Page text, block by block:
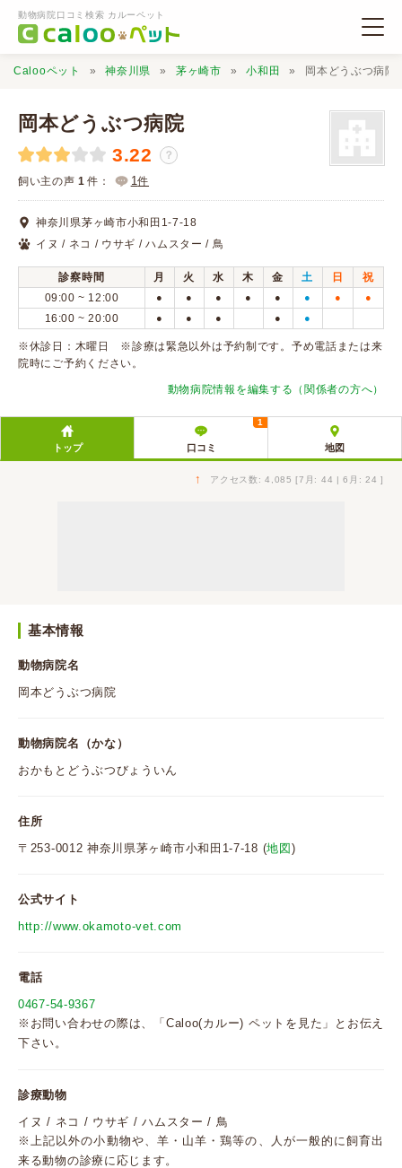
動物病院口コミ検索 カルーペット
動物病院検索
口コミ検索
Calooペットとは？
口コミ投稿
Calooペット 神奈川県 茅ヶ崎市 小和田 岡本どうぶつ病院
岡本どうぶつ病院
3.22 ？
飼い主の声 1 件： 1件
神奈川県茅ヶ崎市小和田1-7-18
イヌ / ネコ / ウサギ / ハムスター / 鳥
診察時間 月 火 水 木 金 土 日
祝
09:00 ~ 12:00
● ● ● ● ● ● ● ●
16:00 ~ 20:00 ● ● ● ● ●
※休診日：木曜日 ※診療は緊急以外は予約制です。予め電話または来
院時にご予約ください。
動物病院情報を編集する（関係者の方へ）
トップ 口コミ
1
地図
↑ アクセス数: 4,085 [7月: 44 | 6月: 24 ]
基本情報
動物病院名
岡本どうぶつ病院
動物病院名（かな）
おかもとどうぶつびょういん
住所
〒253-0012 神奈川県茅ヶ崎市小和田1-7-18 (地図 )
公式サイト
http://www.okamoto-vet.com
電話
0467-54-9367
※お問い合わせの際は、「Caloo(カルー) ペットを見た」とお伝え
下さい。
診療動物
イヌ / ネコ / ウサギ / ハムスター / 鳥
※上記以外の小動物や、羊・山羊・鶏等の、人が一般的に飼育出
来る動物の診療に応じます。